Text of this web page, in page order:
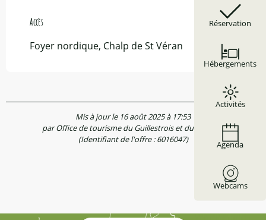
Réservation
Hébergements
Activités
Agenda
Webcams
Accès
Accès
Foyer nordique, Chalp de St Véran
Mis à jour le 16 août 2025 à 17:53
par Office de tourisme du Guillestrois et du Queyras
(Identifiant de l'offre :6016047)